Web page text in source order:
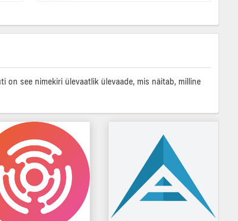
see nimekiri ülevaatlik ülevaade, mis näitab, milline